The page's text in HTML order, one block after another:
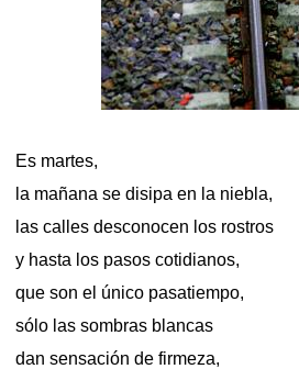
Es martes,
la mañana se disipa en la niebla,
las calles desconocen los rostros
y hasta los pasos cotidianos,
que son el único pasatiempo,
sólo las sombras blancas
dan sensación de firmeza,